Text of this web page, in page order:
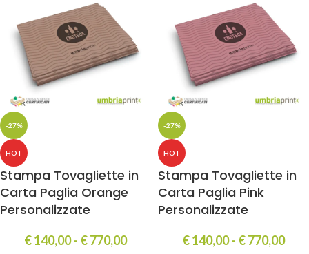
-27%
HOT
Stampa Tovagliette in
Carta Paglia Orange
Personalizzate
€140,00- €770,00
-27%
HOT
Stampa Tovagliette in
Carta Paglia Pink
Personalizzate
€140,00- €770,00